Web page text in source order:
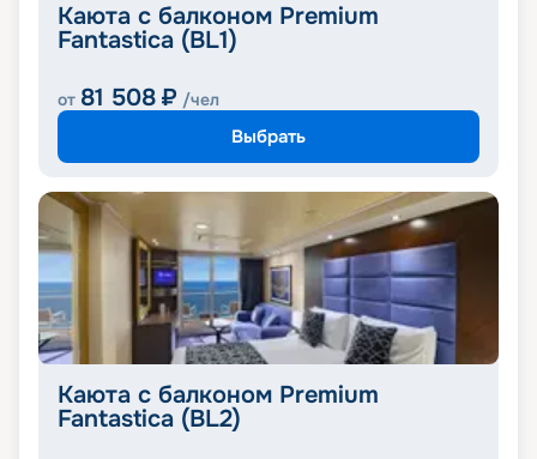
Каюта с балконом Premium
Fantastica (BL1)
от 81 508 ₽ /чел
Выбрать
Каюта с балконом Premium
Fantastica (BL2)